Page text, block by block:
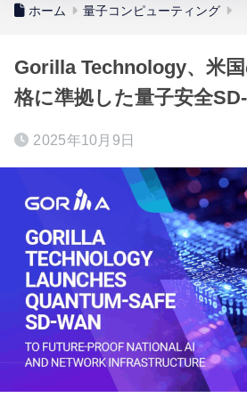
ホーム 量子コンピューティング
Gorilla Technology、米
格に準拠した量子安全
2025年10月9日